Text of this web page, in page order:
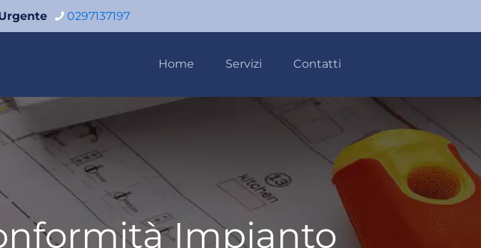
0297137197
Home Servizi Contatti
Impianto